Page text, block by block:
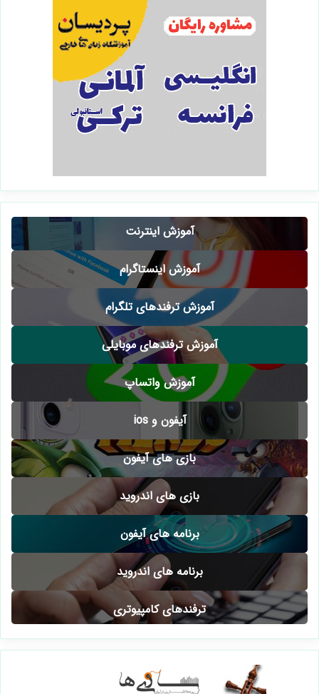
آموزش اینترنت
آموزش اینستاگرام
آموزش ترفندهای تلگرام
آموزش ترفندهای موبایلی
آموزش واتساپ
آیفون و ios
بازی های آیفون
بازی های اندروید
برنامه های آیفون
برنامه های اندروید
ترفندهای کامپیوتری